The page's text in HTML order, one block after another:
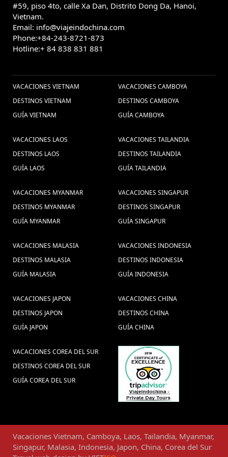
#59, piso 4to, calle Xa Dan, Distrito Dong Da, Hanoi,
Vietnam.
Email: info@viajeindochina.com
Phone:+84-243-8721-873
Hotline:+ 84 838 831 881
VACACIONES VIETNAM
DESTINOS VIETNAM
GUÍA VIETNAM
VACACIONES CAMBOYA
DESTINOS CAMBOYA
GUÍA CAMBOYA
VACACIONES LAOS
DESTINOS LAOS
GUÍA LAOS
VACACIONES TAILANDIA
DESTINOS TAILANDIA
GUÍA TAILANDIA
VACACIONES MYANMAR
DESTINOS MYANMAR
GUÍA MYANMAR
VACACIONES SINGAPUR
DESTINOS SINGAPUR
GUÍA SINGAPUR
VACACIONES MALASIA
DESTINOS MALASIA
GUÍA MALASIA
VACACIONES INDONESIA
DESTINOS INDONESIA
GUÍA INDONESIA
VACACIONES JAPON
DESTINOS JAPON
GUÍA JAPON
VACACIONES CHINA
DESTINOS CHINA
GUÍA CHINA
VACACIONES COREA DEL SUR
DESTINOS COREA DEL SUR
GUÍA COREA DEL SUR
Vacaciones Vietnam, Camboya, Laos, Tailandia, Myanmar,
Singapur, Malasia, Indonesia, Japon, China, Corea del Sur